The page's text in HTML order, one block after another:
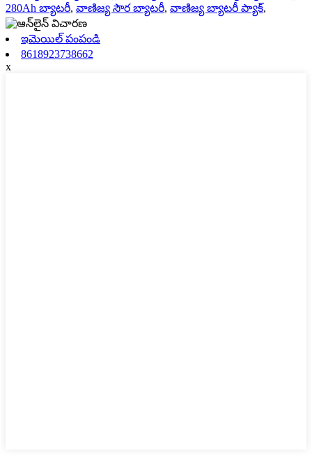
280Ah బ్యాటరీ, వాణిజ్య సౌర బ్యాటరీ, వాణిజ్య బ్యాటరీ ప్యాక్,
ఇమెయిల్ పంపండి
8618923738662
x